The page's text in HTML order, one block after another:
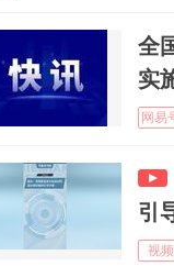
全
实
网易
引
视频